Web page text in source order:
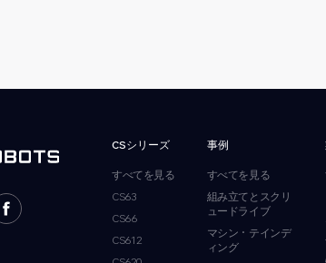
CSシリーズ
すべてを見る
CS63
CS66
CS612
事例
すべてを見る
組み立てとスクリ
ュードライブ
マシン・テインデ
ィング